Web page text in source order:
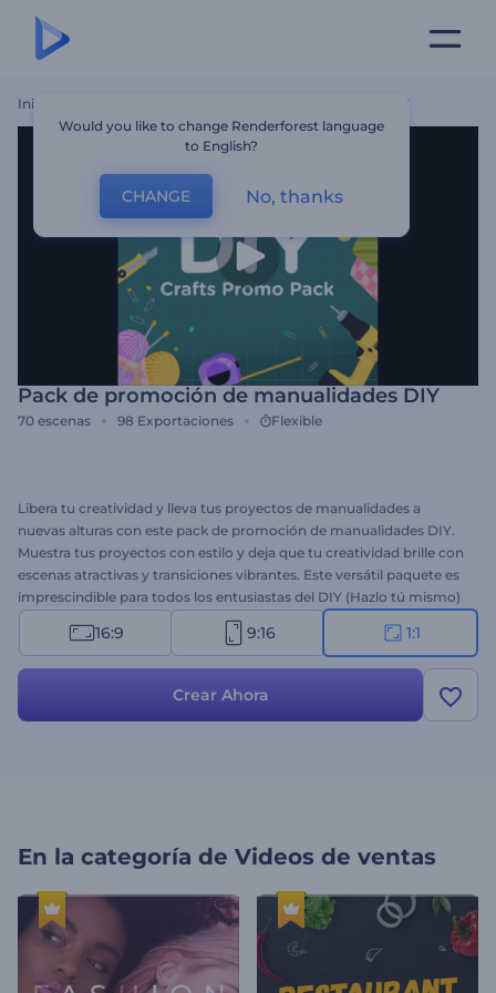
Inicio Pack De Promoción De Manualidades DIY
Pack de promoción de manualidades DIY
70 escenas 98 Exportaciones Flexible
Libera tu creatividad y lleva tus proyectos de manualidades a
nuevas alturas con este pack de promoción de manualidades DIY.
Muestra tus proyectos con estilo y deja que tu creatividad brille con
escenas atractivas y transiciones vibrantes. Este versátil paquete es
imprescindible para todos los entusiastas del DIY (Hazlo tú mismo)
y negocios de manualidades, lo que te permite crear contenido
único y cautivador en cuestión de minutos. Selecciona las escenas
elige música de fondo de nuestra Biblioteca de Música o sube tu
16:9 9:16 1:1
Crear Ahora
En la categoría de Videos de ventas
Would you like to change Renderforest language
to English?
CHANGE No, thanks